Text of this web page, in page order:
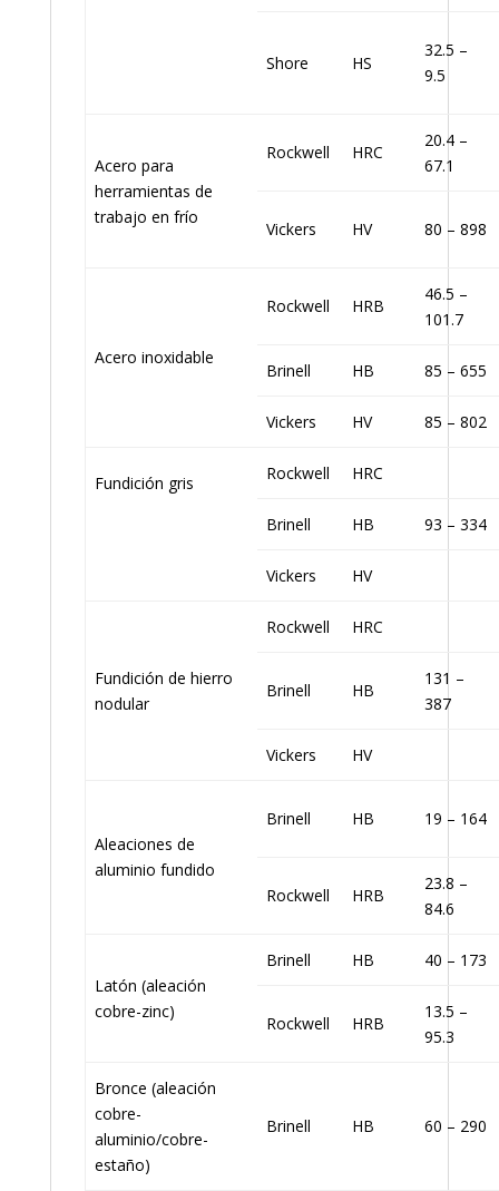
Shore HS
32.5 –
9.5
Acero para
herramientas de
trabajo en frío
Rockwell HRC
20.4 –
67.1
Vickers HV 80 – 898
Acero inoxidable
Rockwell HRB
46.5 –
101.7
Brinell HB 85 – 655
Vickers HV 85 – 802
Fundición gris Rockwell HRC
Brinell HB 93 – 334
Vickers HV
Fundición de hierro
nodular
Rockwell HRC
Brinell HB
131 –
387
Vickers HV
Aleaciones de
aluminio fundido
Brinell HB 19 – 164
Rockwell HRB
23.8 –
84.6
Latón (aleación
cobre-zinc)
Brinell HB 40 – 173
Rockwell HRB
13.5 –
95.3
Bronce (aleación
cobre-
aluminio/cobre-
estaño)
Brinell HB 60 – 290